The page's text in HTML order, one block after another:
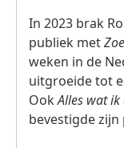
In 2023 brak
publiek met
weken in de
uitgroeide tot
OokAlles wat ik
bevestigde